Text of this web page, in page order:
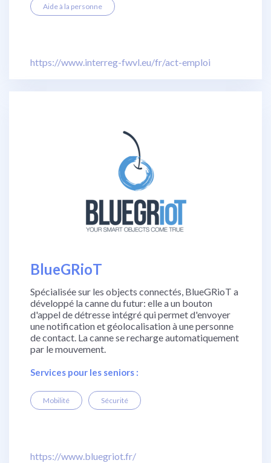
Aide à la personne
https://www.interreg-fwvl.eu/fr/act-emploi
BlueGRioT
Spécialisée sur les objects connectés, BlueGRioT a
développé la canne du futur: elle a un bouton
d'appel de détresse intégré qui permet d'envoyer
une notification et géolocalisation à une personne
de contact. La canne se recharge automatiquement
par le mouvement.
Services pour les seniors :
Mobilité Sécurité
https://www.bluegriot.fr/